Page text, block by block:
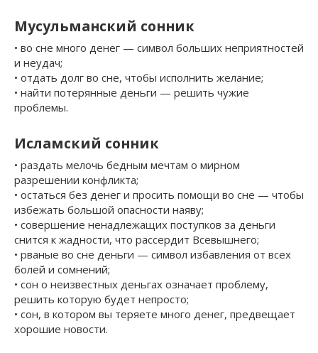
Мусульманский сонник
• во сне много денег — символ больших неприятностей
и неудач;
• отдать долг во сне, чтобы исполнить желание;
• найти потерянные деньги — решить чужие
проблемы.
Исламский сонник
• раздать мелочь бедным мечтам о мирном
разрешении конфликта;
• остаться без денег и просить помощи во сне — чтобы
избежать большой опасности наяву;
• совершение ненадлежащих поступков за деньги
снится к жадности, что рассердит Всевышнего;
• рваные во сне деньги — символ избавления от всех
болей и сомнений;
• сон о неизвестных деньгах означает проблему,
решить которую будет непросто;
• сон, в котором вы теряете много денег, предвещает
хорошие новости.